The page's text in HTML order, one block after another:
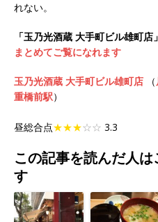
れない。
「玉乃光酒蔵 大手町ビル雄町
まとめてご覧になれます
玉乃光酒蔵 大手町ビル雄町店 （
重橋前駅）
昼総合点★★★☆☆ 3.3
この記事を読んだ人
す